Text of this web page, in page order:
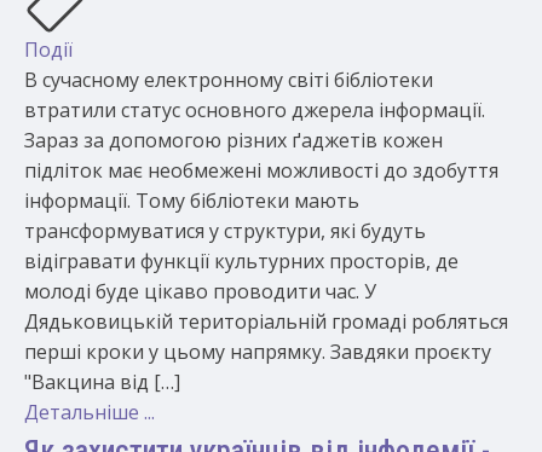
Події
В сучасному електронному світі бібліотеки
втратили статус основного джерела інформації.
Зараз за допомогою різних ґаджетів кожен
підліток має необмежені можливості до здобуття
інформації. Тому бібліотеки мають
трансформуватися у структури, які будуть
відігравати функції культурних просторів, де
молоді буде цікаво проводити час. У
Дядьковицькій територіальній громаді робляться
перші кроки у цьому напрямку. Завдяки проєкту
"Вакцина від […]
Детальніше ...